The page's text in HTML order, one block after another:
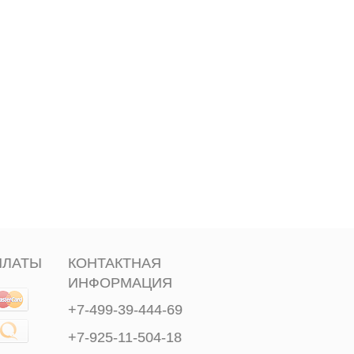
КОНТАКТНАЯ
ИНФОРМАЦИЯ
+7-499-39-444-69
+7-925-11-504-18